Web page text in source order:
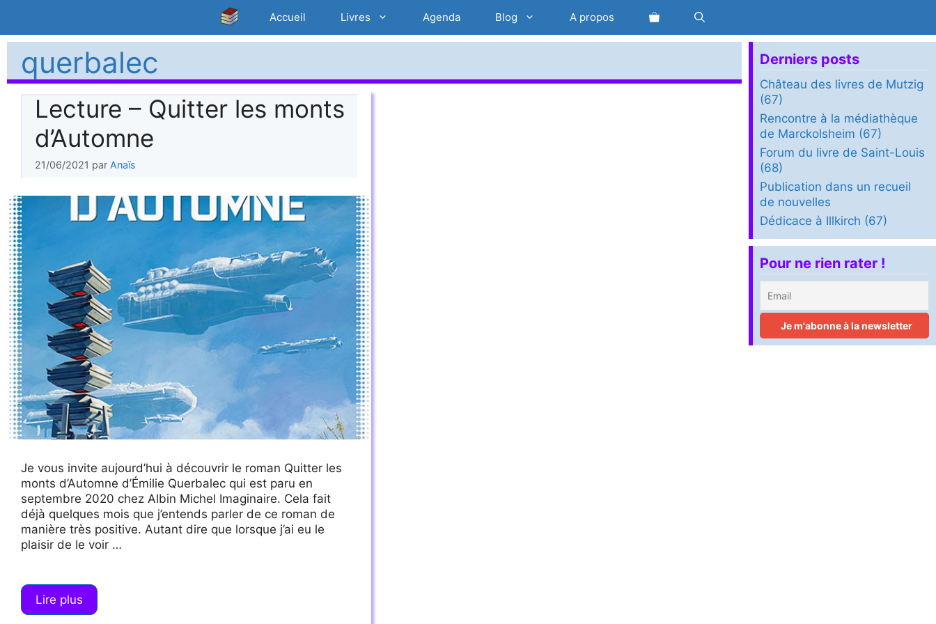
contenu
Accueil Livres Agenda Blog A propos
querbalec
Lecture – Quitter les monts
d’Automne
21/06/2021 par Anaïs
Je vous invite aujourd’hui à découvrir le roman Quitter les
monts d’Automne d’Émilie Querbalec qui est paru en
septembre 2020 chez Albin Michel Imaginaire. Cela fait
déjà quelques mois que j’entends parler de ce roman de
manière très positive. Autant dire que lorsque j’ai eu le
plaisir de le voir …
Lire plus
Derniers posts
Château des livres de Mutzig
(67)
Rencontre à la médiathèque
de Marckolsheim (67)
Forum du livre de Saint-Louis
(68)
Publication dans un recueil
de nouvelles
Dédicace à Illkirch (67)
Pour ne rien rater !